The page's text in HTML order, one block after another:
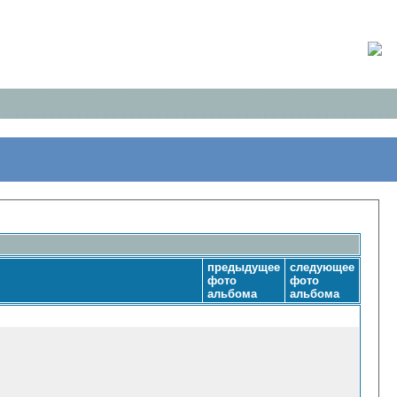
предыдущее
фото
альбома
следующее
фото
альбома